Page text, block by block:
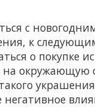
с
к
о покупке
окружающую
негативное